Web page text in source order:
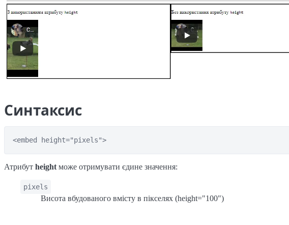
Синтаксис
<embed height="pixels">
Атрибут heightможе отримувати єдине значення:
pixels
Висота вбудованого вмісту в пікселях (height="100")